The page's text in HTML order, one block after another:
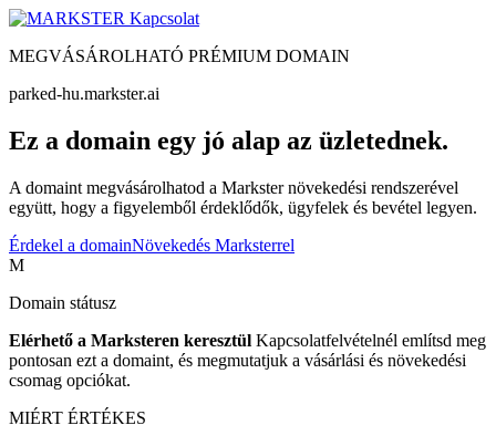
Kapcsolat
MEGVÁSÁROLHATÓ PRÉMIUM DOMAIN
parked-hu.markster.ai
Ez a domain egy jó alap az üzletednek.
A domaint megvásárolhatod a Markster növekedési rendszerével
együtt, hogy a figyelemből érdeklődők, ügyfelek és bevétel legyen.
Érdekel a domainNövekedés Marksterrel
M
Domain státusz
Elérhető a Marksteren keresztül Kapcsolatfelvételnél említsd meg
pontosan ezt a domaint, és megmutatjuk a vásárlási és növekedési
csomag opciókat.
MIÉRT ÉRTÉKES